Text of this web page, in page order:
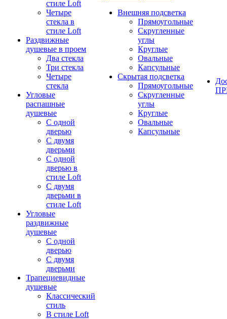
стиле Loft
Четыре
стекла в
стиле Loft
Раздвижные
душевые в проем
Два стекла
Три стекла
Четыре
стекла
Угловые
распашные
душевые
С одной
дверью
С двумя
дверьми
С одной
дверью в
стиле Loft
С двумя
дверьми в
стиле Loft
Угловые
раздвижные
душевые
С одной
дверью
С двумя
дверьми
Трапециевидные
душевые
Классический
стиль
В стиле Loft
Внешняя подсветка
Прямоугольные
Скругленные
углы
Круглые
Овальные
Капсульные
Скрытая подсветка
Прямоугольные
Скругленные
углы
Круглые
Овальные
Капсульные